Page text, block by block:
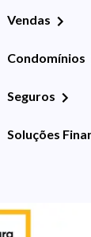
Vendas
Condomínios
Seguros
Soluções